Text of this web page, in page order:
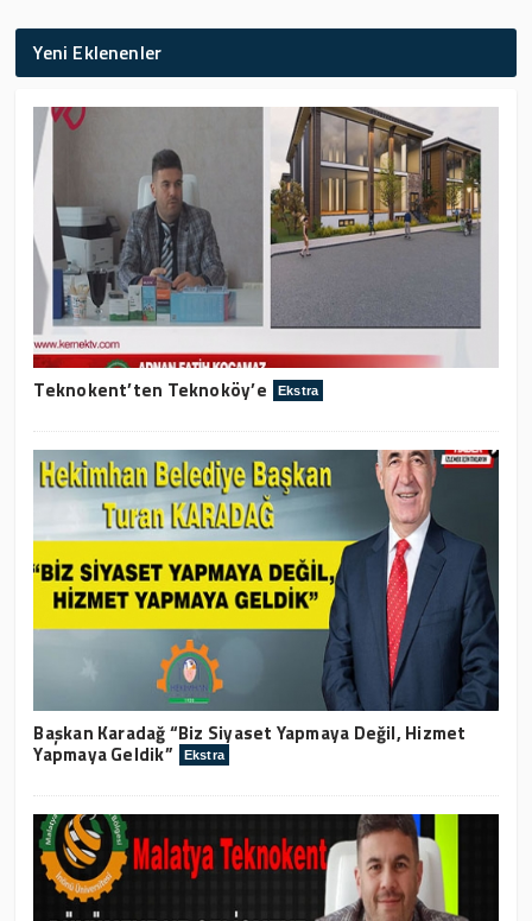
Yeni Eklenenler
Teknokent’ten Teknoköy’e Ekstra
Başkan Karadağ “Biz Siyaset Yapmaya Değil, Hizmet
Yapmaya Geldik” Ekstra